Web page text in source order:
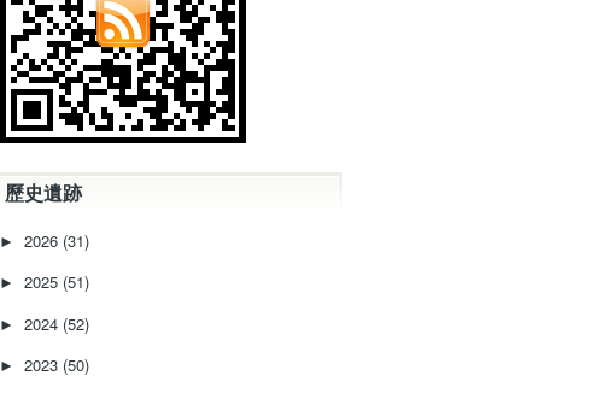
歷史遺跡
► 2026 (31)
► 2025 (51)
► 2024 (52)
► 2023 (50)